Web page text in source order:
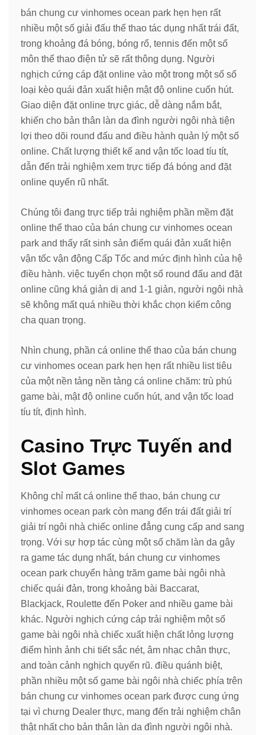
bán chung cư vinhomes ocean park hẹn hẹn rất
nhiều một số giải đấu thể thao tác dụng nhất trái đất,
trong khoảng đá bóng, bóng rổ, tennis đến một số
môn thể thao điện tử sẽ rất thông dụng. Người
nghịch cứng cáp đặt online vào một trong một số số
loại kèo quái đản xuất hiện mật độ online cuốn hút.
Giao diện đặt online trực giác, dễ dàng nắm bắt,
khiến cho bản thân làn da đình người ngôi nhà tiện
lợi theo dõi round đấu and điều hành quản lý một số
online. Chất lượng thiết kế and vận tốc load tíu tít,
dẫn đến trải nghiệm xem trực tiếp đá bóng and đặt
online quyến rũ nhất.
Chúng tôi đang trực tiếp trải nghiệm phần mềm đặt
online thể thao của bán chung cư vinhomes ocean
park and thấy rất sinh sản điểm quái đản xuất hiện
vận tốc vận động Cấp Tốc and mức định hình của hệ
điều hành. việc tuyển chọn một số round đấu and đặt
online cũng khá giản dị and 1-1 giản, người ngôi nhà
sẽ không mất quá nhiều thời khắc chọn kiếm công
cha quan trọng.
Nhìn chung, phần cá online thể thao của bán chung
cư vinhomes ocean park hẹn hẹn rất nhiều list tiêu
của một nền tảng nền tảng cá online chăm: trù phú
game bài, mật độ online cuốn hút, and vận tốc load
tíu tít, định hình.
Casino Trực Tuyến and
Slot Games
Không chỉ mất cá online thể thao, bán chung cư
vinhomes ocean park còn mang đến trái đất giải trí
giải trí ngôi nhà chiếc online đẳng cung cấp and sang
trọng. Với sự hợp tác cùng một số chăm làn da gây
ra game tác dụng nhất, bán chung cư vinhomes
ocean park chuyển hàng trăm game bài ngôi nhà
chiếc quái đản, trong khoảng bài Baccarat,
Blackjack, Roulette đến Poker and nhiều game bài
khác. Người nghịch cứng cáp trải nghiệm một số
game bài ngôi nhà chiếc xuất hiện chất lỏng lượng
điểm hình ảnh chi tiết sắc nét, âm nhạc chân thực,
and toàn cảnh nghịch quyến rũ. điều quánh biệt,
phần nhiều một số game bài ngôi nhà chiếc phía trên
bán chung cư vinhomes ocean park được cung ứng
tại vì chưng Dealer thực, mang đến trải nghiệm chân
thật nhất cho bản thân làn da đình người ngôi nhà.